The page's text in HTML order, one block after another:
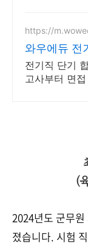
https://
와우에듀 전
핵심요약 필
전기직 단기
고사부터 면
(
2024년도 군무
졌습니다. 시험